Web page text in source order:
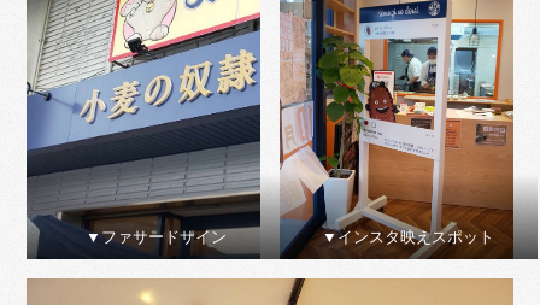
▼ファサードサイン ▼インスタ映えスポット